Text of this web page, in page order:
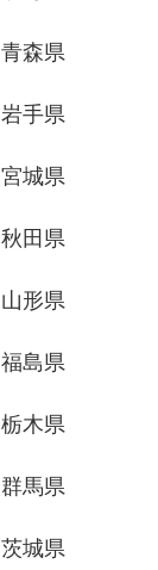
青森県
岩手県
宮城県
秋田県
山形県
福島県
栃木県
群馬県
茨城県